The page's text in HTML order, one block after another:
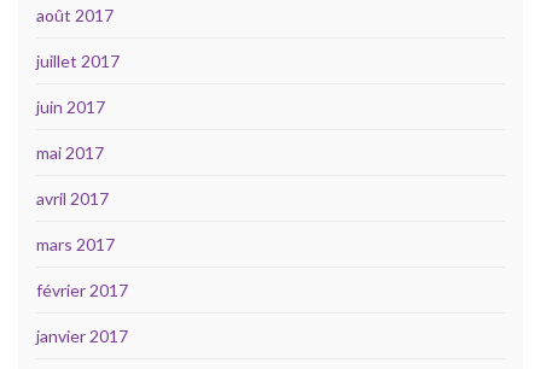
août 2017
juillet 2017
juin 2017
mai 2017
avril 2017
mars 2017
février 2017
janvier 2017